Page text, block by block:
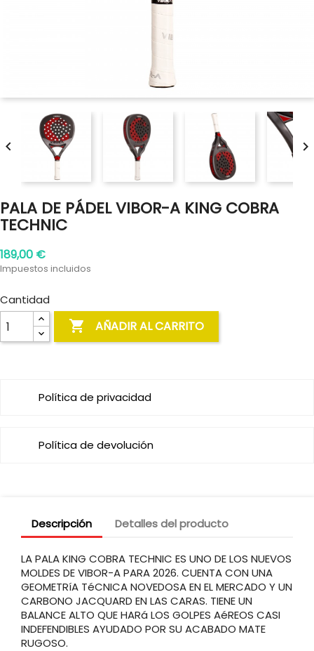
 
PALA DE PÁDEL VIBOR-A KING COBRA
TECHNIC
189,00 €
Impuestos incluidos
Cantidad
 AÑADIR AL CARRITO
Política de privacidad
Política de devolución
Descripción Detalles del producto
LA PALA KING COBRA TECHNIC ES UNO DE LOS NUEVOS
MOLDES DE VIBOR-A PARA 2026. CUENTA CON UNA
GEOMETRíA TéCNICA NOVEDOSA EN EL MERCADO Y UN
CARBONO JACQUARD EN LAS CARAS. TIENE UN
BALANCE ALTO QUE HARá LOS GOLPES AéREOS CASI
INDEFENDIBLES AYUDADO POR SU ACABADO MATE
RUGOSO.